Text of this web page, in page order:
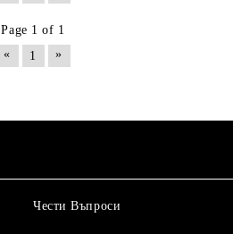
Page 1 of 1
«
1 »
Чести Въпроси